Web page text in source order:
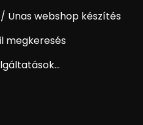
Unas webshop készítés
megkeresés